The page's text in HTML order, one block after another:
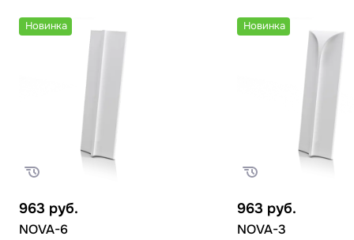
Новинка
963 руб.
NOVA-6
Новинка
963 руб.
NOVA-3